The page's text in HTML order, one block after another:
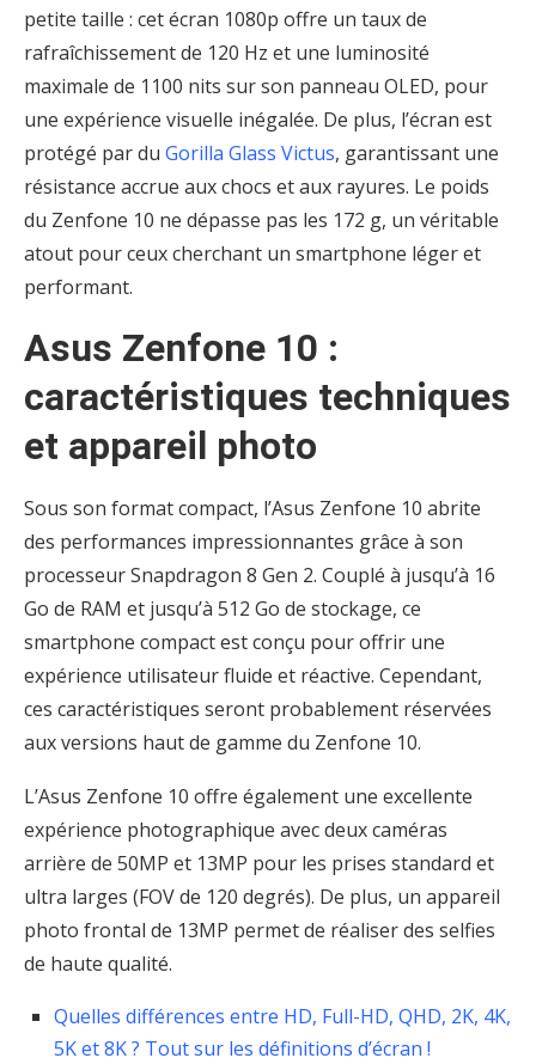
petite taille : cet écran 1080p offre un taux de
rafraîchissement de 120 Hz et une luminosité
maximale de 1100 nits sur son panneau OLED, pour
une expérience visuelle inégalée. De plus, l’écran est
protégé par du Gorilla Glass Victus, garantissant une
résistance accrue aux chocs et aux rayures. Le poids
du Zenfone 10 ne dépasse pas les 172 g, un véritable
atout pour ceux cherchant un smartphone léger et
performant.
Asus Zenfone 10 :
caractéristiques techniques
et appareil photo
Sous son format compact, l’Asus Zenfone 10 abrite
des performances impressionnantes grâce à son
processeur Snapdragon 8 Gen 2. Couplé à jusqu’à 16
Go de RAM et jusqu’à 512 Go de stockage, ce
smartphone compact est conçu pour offrir une
expérience utilisateur fluide et réactive. Cependant,
ces caractéristiques seront probablement réservées
aux versions haut de gamme du Zenfone 10.
L’Asus Zenfone 10 offre également une excellente
expérience photographique avec deux caméras
arrière de 50MP et 13MP pour les prises standard et
ultra larges (FOV de 120 degrés). De plus, un appareil
photo frontal de 13MP permet de réaliser des selfies
de haute qualité.
Quelles différences entre HD, Full-HD, QHD, 2K, 4K,
5K et 8K ? Tout sur les définitions d’écran !